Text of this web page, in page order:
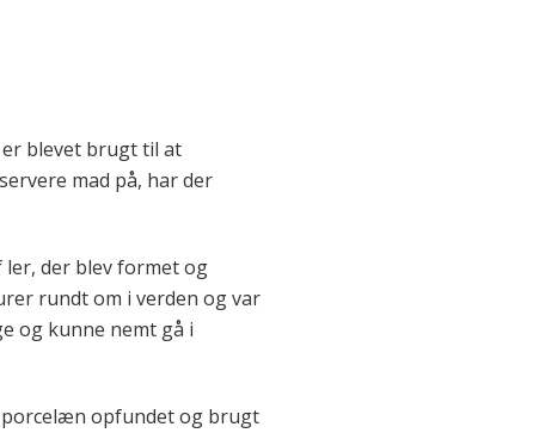
blevet brugt til at
mad på, har der
ler, der blev formet og
rundt om i verden og var
og kunne nemt gå i
porcelæn opfundet og brugt